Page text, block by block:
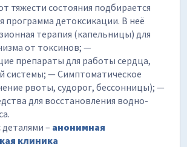
тяжести состояния подбирается
программа детоксикации. В неё
терапия (капельницы) для
от токсинов; —
препараты для работы сердца,
системы; — Симптоматическое
рвоты, судорог, бессонницы); —
для восстановления водно-
– анонимная
клиника